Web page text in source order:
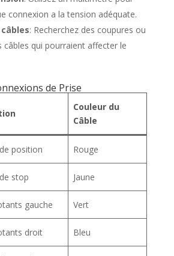
connexion a la tension adéquate.
: Recherchez des coupures ou
câbles qui pourraient affecter le
de Prise
Couleur du
Câble
position Rouge
stop Jaune
gauche Vert
droit Bleu